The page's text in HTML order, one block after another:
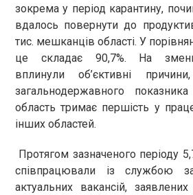
зокрема у період карантину,
вдалось повернути до
тис. мешканців області. У
це складає 90,7%. На
вплинули об’єктивні
загальнодержавного
область тримає першість у
інших областей.
Протягом зазначеного періоду
співпрацювали із службою
актуальних вакансій,